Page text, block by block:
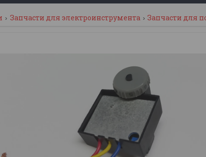
Запчасти для электроинструмента Запчасти для